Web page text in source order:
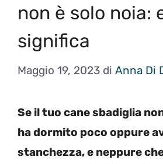
non è solo noia:
significa
Maggio 19, 2023 di Anna Di
Se il tuo cane sbadiglia
ha dormito poco oppure
stanchezza, e neppure